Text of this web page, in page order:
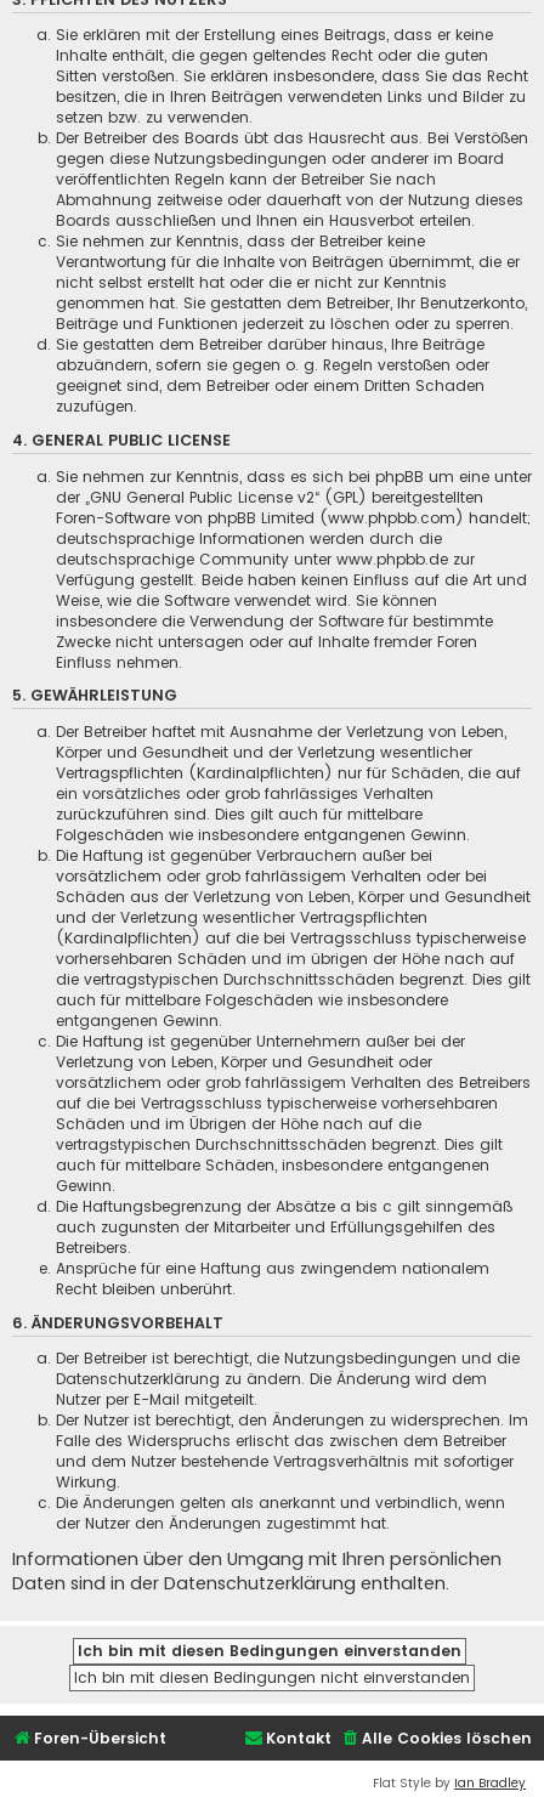
Sie erklären mit der Erstellung eines Beitrags, dass er keine
Inhalte enthält, die gegen geltendes Recht oder die guten
Sitten verstoßen. Sie erklären insbesondere, dass Sie das Recht
besitzen, die in Ihren Beiträgen verwendeten Links und Bilder zu
setzen bzw. zu verwenden.
Der Betreiber des Boards übt das Hausrecht aus. Bei Verstößen
gegen diese Nutzungsbedingungen oder anderer im Board
veröffentlichten Regeln kann der Betreiber Sie nach
Abmahnung zeitweise oder dauerhaft von der Nutzung dieses
Boards ausschließen und Ihnen ein Hausverbot erteilen.
Sie nehmen zur Kenntnis, dass der Betreiber keine
Verantwortung für die Inhalte von Beiträgen übernimmt, die er
nicht selbst erstellt hat oder die er nicht zur Kenntnis
genommen hat. Sie gestatten dem Betreiber, Ihr Benutzerkonto,
Beiträge und Funktionen jederzeit zu löschen oder zu sperren.
Sie gestatten dem Betreiber darüber hinaus, Ihre Beiträge
abzuändern, sofern sie gegen o. g. Regeln verstoßen oder
geeignet sind, dem Betreiber oder einem Dritten Schaden
zuzufügen.
4. GENERAL PUBLIC LICENSE
Sie nehmen zur Kenntnis, dass es sich bei phpBB um eine unter
der „GNU General Public License v2“ (GPL) bereitgestellten
Foren-Software von phpBB Limited (www.phpbb.com) handelt;
deutschsprachige Informationen werden durch die
deutschsprachige Community unter www.phpbb.de zur
Verfügung gestellt. Beide haben keinen Einfluss auf die Art und
Weise, wie die Software verwendet wird. Sie können
insbesondere die Verwendung der Software für bestimmte
Zwecke nicht untersagen oder auf Inhalte fremder Foren
Einfluss nehmen.
5. GEWÄHRLEISTUNG
Der Betreiber haftet mit Ausnahme der Verletzung von Leben,
Körper und Gesundheit und der Verletzung wesentlicher
Vertragspflichten (Kardinalpflichten) nur für Schäden, die auf
ein vorsätzliches oder grob fahrlässiges Verhalten
zurückzuführen sind. Dies gilt auch für mittelbare
Folgeschäden wie insbesondere entgangenen Gewinn.
Die Haftung ist gegenüber Verbrauchern außer bei
vorsätzlichem oder grob fahrlässigem Verhalten oder bei
Schäden aus der Verletzung von Leben, Körper und Gesundheit
und der Verletzung wesentlicher Vertragspflichten
(Kardinalpflichten) auf die bei Vertragsschluss typischerweise
vorhersehbaren Schäden und im übrigen der Höhe nach auf
die vertragstypischen Durchschnittsschäden begrenzt. Dies gilt
auch für mittelbare Folgeschäden wie insbesondere
entgangenen Gewinn.
Die Haftung ist gegenüber Unternehmern außer bei der
Verletzung von Leben, Körper und Gesundheit oder
vorsätzlichem oder grob fahrlässigem Verhalten des Betreibers
auf die bei Vertragsschluss typischerweise vorhersehbaren
Schäden und im Übrigen der Höhe nach auf die
vertragstypischen Durchschnittsschäden begrenzt. Dies gilt
auch für mittelbare Schäden, insbesondere entgangenen
Gewinn.
Die Haftungsbegrenzung der Absätze a bis c gilt sinngemäß
auch zugunsten der Mitarbeiter und Erfüllungsgehilfen des
Betreibers.
Ansprüche für eine Haftung aus zwingendem nationalem
Recht bleiben unberührt.
6. ÄNDERUNGSVORBEHALT
Der Betreiber ist berechtigt, die Nutzungsbedingungen und die
Datenschutzerklärung zu ändern. Die Änderung wird dem
Nutzer per E-Mail mitgeteilt.
Der Nutzer ist berechtigt, den Änderungen zu widersprechen. Im
Falle des Widerspruchs erlischt das zwischen dem Betreiber
und dem Nutzer bestehende Vertragsverhältnis mit sofortiger
Wirkung.
Die Änderungen gelten als anerkannt und verbindlich, wenn
der Nutzer den Änderungen zugestimmt hat.
Informationen über den Umgang mit Ihren persönlichen
Daten sind in der Datenschutzerklärung enthalten.
Foren-Übersicht Alle Cookies löschen
Kontakt
Flat Style by Ian Bradley